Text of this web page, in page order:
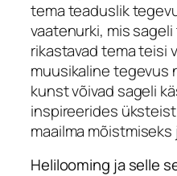
tema teaduslik
vaatenurki, mis
rikastavad tema teisi
muusikaline tegevus
kunst võivad sageli
inspireerides
maailma
Helilooming ja selle